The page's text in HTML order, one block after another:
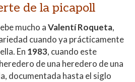
de la picapoll
mucho aValentí Roqueta,
cuando ya prácticamente
En 1983, cuando este
de una heredero de una
documentada hasta el siglo